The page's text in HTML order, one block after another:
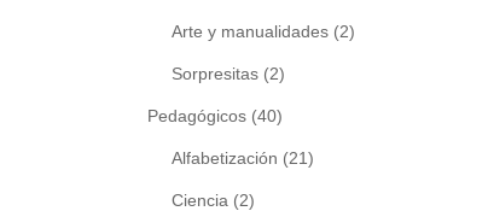
Arte y manualidades (2)
Sorpresitas (2)
Pedagógicos (40)
Alfabetización (21)
Ciencia (2)